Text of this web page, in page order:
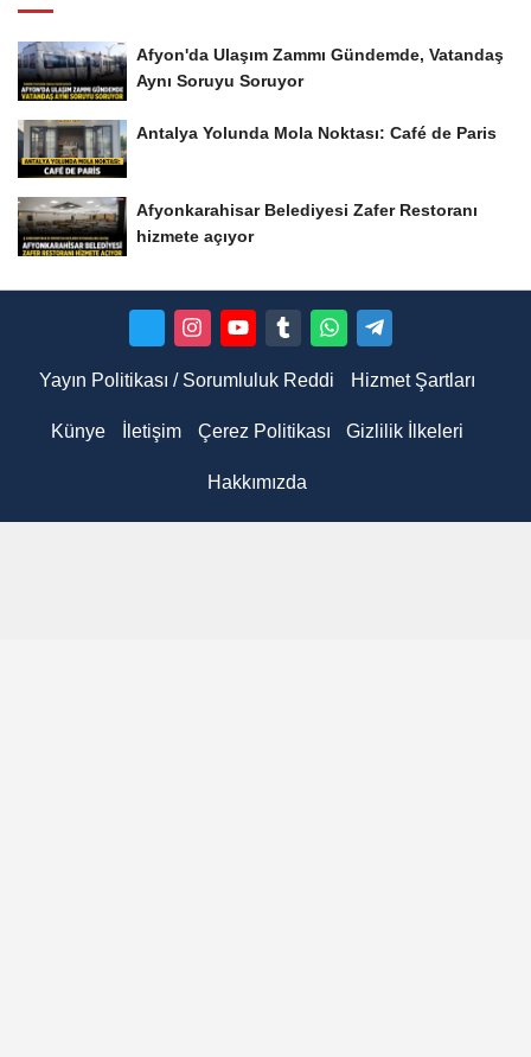
Afyon'da Ulaşım Zammı Gündemde, Vatandaş
Aynı Soruyu Soruyor
Antalya Yolunda Mola Noktası: Café de Paris
Afyonkarahisar Belediyesi Zafer Restoranı
hizmete açıyor
Yayın Politikası / Sorumluluk Reddi Hizmet Şartları
Künye İletişim Çerez Politikası Gizlilik İlkeleri
Hakkımızda